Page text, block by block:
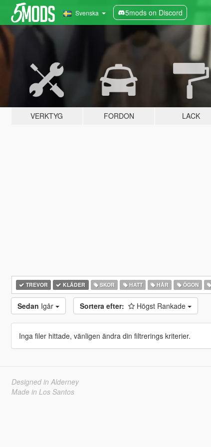
Svenska 5mods on Discord
VERKTYG FORDON LACK
TREVOR KLÄDER SKOR HATT HÅR ÖGON
Sedan Igår Sortera efter: Högst Rankade
Inga filer hittade, vänligen ändra din filtrerings kriterier.
Designed in Alderney
Made in Los Santos